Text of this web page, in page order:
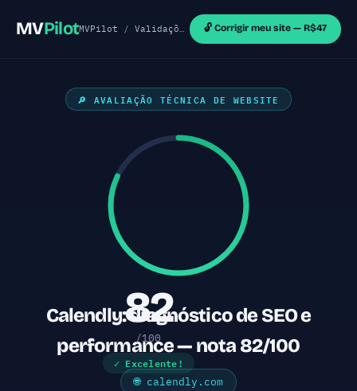
MVPilotMVPilot /Validações de MVP /Sites React/
🔓 Corrigir meu site — R$47
🔎 AVALIAÇÃO TÉCNICA DE WEBSITE
82
/100
✓ Excelente!
Calendly: diagnóstico de SEO e
performance — nota 82/100
🌐 calendly.com